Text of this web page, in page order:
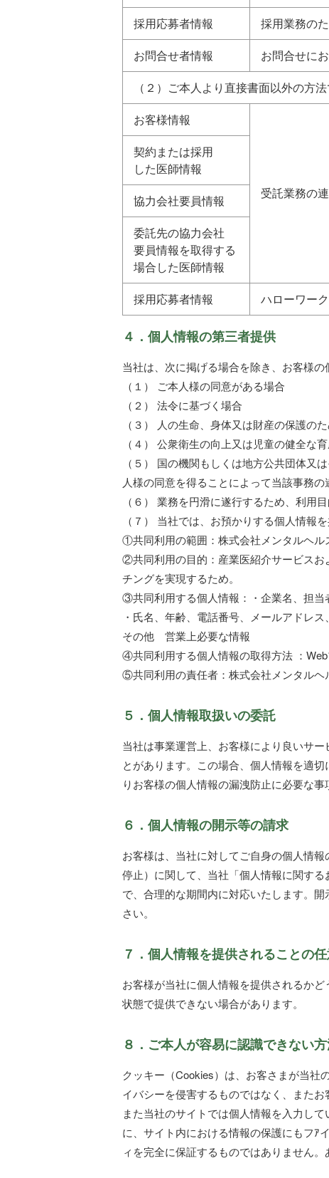
採用応募者情報
採用業務の
お問合せ者情報
お問合せに
（２）ご本人より直接書面以外の方
お客様情報
受託業務の
契約または採用
した医師情報
協力会社要員情報
委託先の協力会社
要員情報を取得する
場合した医師情報
採用応募者情報
ハローワー
４．個人情報の第三者提供
当社は、次に掲げる場合を除き、お客様の
（１） ご本人様の同意がある場合
（２） 法令に基づく場合
（３） 人の生命、身体又は財産の保護の
（４） 公衆衛生の向上又は児童の健全な
（５） 国の機関もしくは地方公共団体又
人様の同意を得ることによって当該事務
（６） 業務を円滑に遂行するため、利用
（７） 当社では、お預かりする個人情報
①共同利用の範囲：株式会社メンタルヘ
②共同利用の目的：産業医紹介サービスお
チングを実現するため。
③共同利用する個人情報：・企業名、担当
・氏名、年齢、電話番号、メールアドレス
その他 営業上必要な情報
④共同利用する個人情報の取得方法 ：
⑤共同利用の責任者：株式会社メンタル
５．個人情報取扱いの委託
当社は事業運営上、お客様により良いサ
とがあります。この場合、個人情報を適
りお客様の個人情報の漏洩防止に必要な
６．個人情報の開示等の請求
お客様は、当社に対してご自身の個人情
停止）に関して、当社「個人情報に関す
で、合理的な期間内に対応いたします。
さい。
７．個人情報を提供されることの
お客様が当社に個人情報を提供されるか
状態で提供できない場合があります。
８．ご本人が容易に認識できない
クッキー（Cookies）は、お客さまが当社
イバシーを侵害するものではなく、また
また当社のサイトでは個人情報を入力し
に、サイト内における情報の保護にもフｱ
ィを完全に保証するものではありません。